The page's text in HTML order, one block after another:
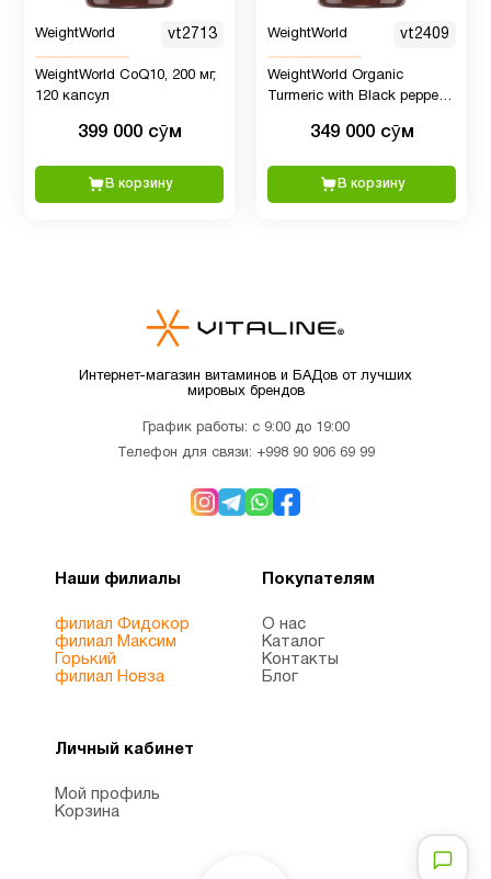
Детская
омега 3
, Рыбий
2
похудения
Женщинам
Здоровый
сон
1
Иммунитет 7
Инозитол
WeightWorld vt2713
WeightWorld CoQ10, 200 мг,
120 капсул
399 000 сӯм
В корзину
WeightWorld vt2409
WeightWorld Organic
Turmeric with Black pepper
имбирем и черным перцем)
349 000 сӯм
В корзину
Интернет-магазин витаминов и БАДов от лучших
мировых брендов
График работы: с 9:00 до 19:00
Телефон для связи: +998 90 906 69 99
Наши филиалы
филиал Фидокор
филиал Максим
Горький
филиал Новза
Покупателям
О нас
Каталог
Контакты
Блог
Личный кабинет
Мой профиль
Корзина